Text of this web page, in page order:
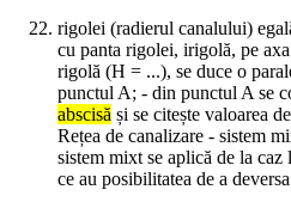
rigolei (radierul canalului)
cu panta rigolei, irigolă, pe
rigolă (H = ...), se duce o
punctul A; - din punctul A se
abscisă și se citește valoarea
Rețea de canalizare - sistem
sistem mixt se aplică de la
ce au posibilitatea de a